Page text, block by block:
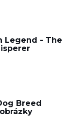
Legend - The
Breed